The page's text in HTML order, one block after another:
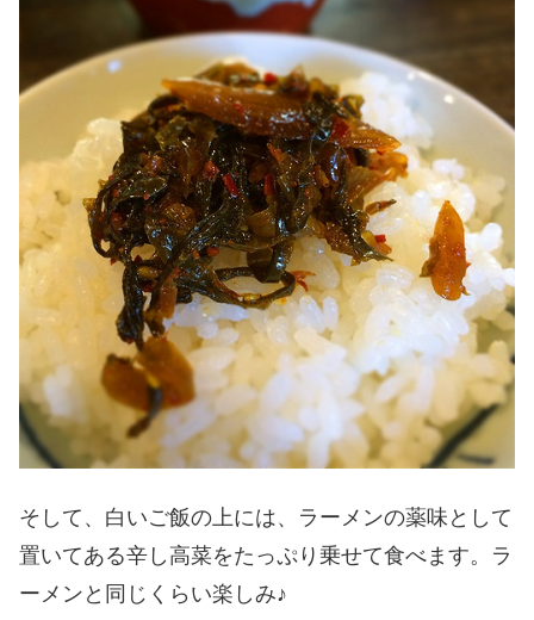
そして、白いご飯の上には、ラーメンの薬味として
置いてある辛し高菜をたっぷり乗せて食べます。ラ
ーメンと同じくらい楽しみ♪